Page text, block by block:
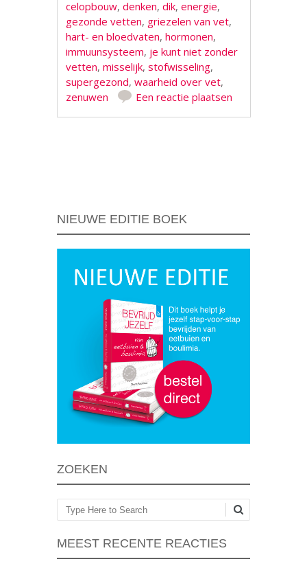
celopbouw,denken,dik,energie,
gezonde vetten, griezelen van vet,
hart- en bloedvaten,hormonen,
immuunsysteem, je kunt niet zonder
vetten,misselijk,stofwisseling,
supergezond,waarheid over vet,
zenuwen
Een reactie plaatsen
NIEUWE EDITIE BOEK
ZOEKEN
Zoeken
MEEST RECENTE REACTIES